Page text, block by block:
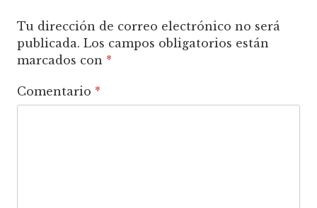
Tu dirección de correo electrónico no será
publicada. Los campos obligatorios están
marcados con *
Comentario *